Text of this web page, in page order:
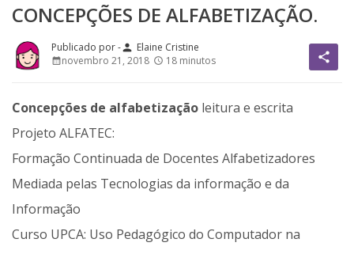
CONCEPÇÕES DE ALFABETIZAÇÃO.
person Elaine Cristine
novembro 21, 2018
18 minutos share
Concepções de alfabetização leitura e escrita
Projeto ALFATEC:
Formação Continuada de Docentes Alfabetizadores
Mediada pelas Tecnologias da informação e da
Informação
Curso UPCA: Uso Pedagógico do Computador na